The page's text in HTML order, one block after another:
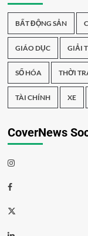
BẤT ĐỘNG SẢN
GIÁO DỤC GIẢI
SỐ HÓA THỜI
TÀI CHÍNH XE
CoverNews